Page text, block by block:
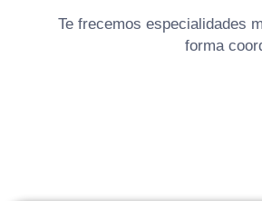
Te frecemos especialidades
forma